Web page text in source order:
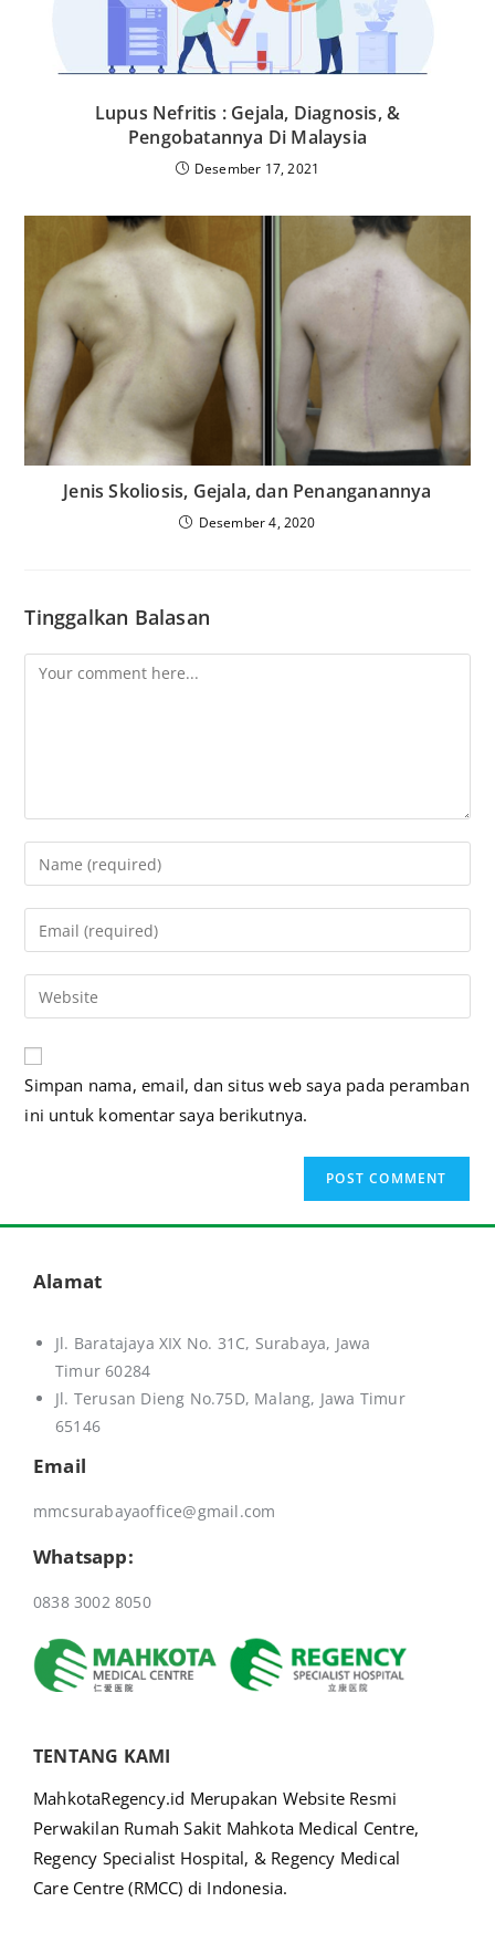
Lupus Nefritis : Gejala, Diagnosis, &
Pengobatannya Di Malaysia
Desember 17, 2021
Jenis Skoliosis, Gejala, dan Penanganannya
Desember 4, 2020
Tinggalkan Balasan
Simpan nama, email, dan situs web saya pada peramban
ini untuk komentar saya berikutnya.
a
Alamat
Jl. Baratajaya XIX No. 31C, Surabaya, Jawa
Timur 60284
Jl. Terusan Dieng No.75D, Malang, Jawa Timur
65146
Email
mmcsurabayaoffice@gmail.com
Whatsapp:
0838 3002 8050
TENTANG KAMI
MahkotaRegency.id Merupakan Website Resmi
Perwakilan Rumah Sakit Mahkota Medical Centre,
Regency Specialist Hospital, & Regency Medical
Care Centre (RMCC) di Indonesia.